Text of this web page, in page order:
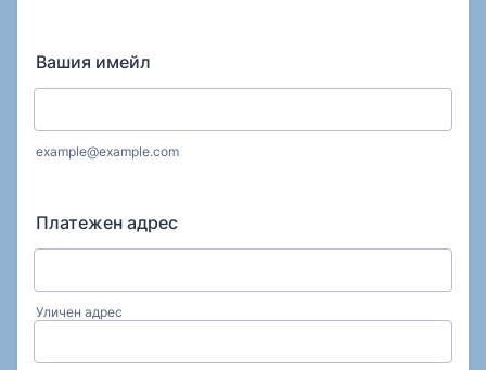
Вашия имейл
example@example.com
Платежен адрес
Уличен адрес